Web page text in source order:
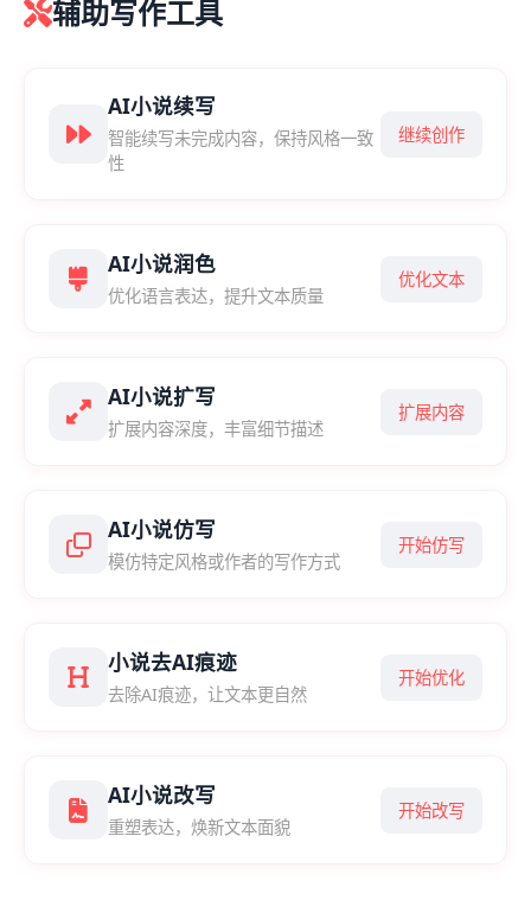
辅助写作工具
AI小说续写
智能续写未完成内容，保持风格一致
性
继续创作
AI小说润色
优化语言表达，提升文本质量
优化文本
AI小说扩写
扩展内容深度，丰富细节描述
扩展内容
AI小说仿写
模仿特定风格或作者的写作方式
开始仿写
小说去AI痕迹
去除AI痕迹，让文本更自然
开始优化
AI小说改写
重塑表达，焕新文本面貌
开始改写